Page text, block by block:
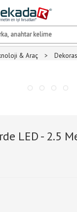
& Araç >
LED - 2.5